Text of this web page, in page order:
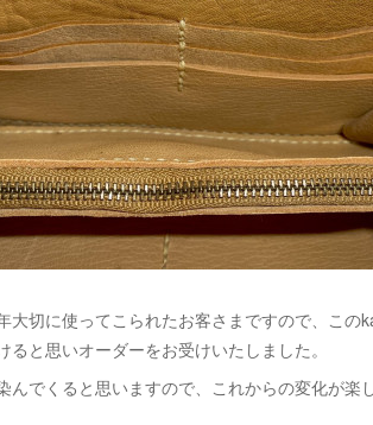
大切に使ってこられたお客さまですので、この
と思いオーダーをお受けいたしました。
んでくると思いますので、これからの変化が楽